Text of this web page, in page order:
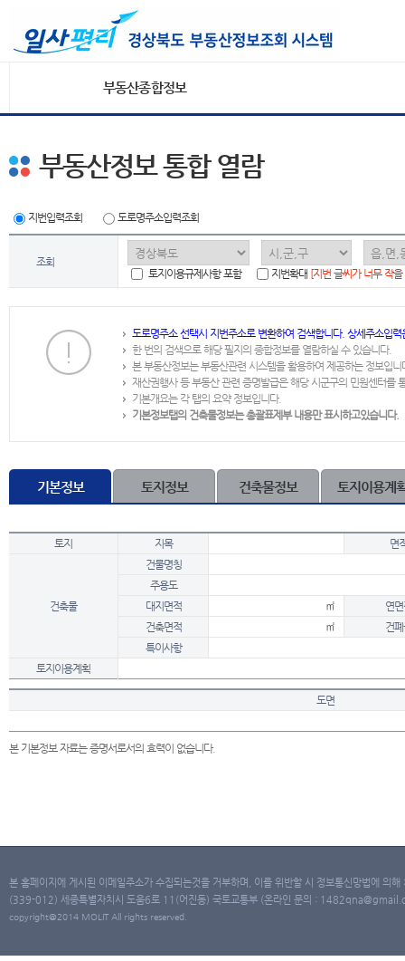
부동산종합정보
부동산정보 통합 열람
지번입력조회 도로명주소입력조회
조회
토지이용규제사항 포함
지번확대 [지번 글씨가 너무 작
도로명주소 선택시 지번주소로 변환하여 검색합니다. 상세주소입
한 번의 검색으로 해당 필지의 종합정보를 열람하실 수 있습니다.
본 부동산정보는 부동산관련 시스템을 활용하여 제공하는 정보입니
재산권행사 등 부동산 관련 증명발급은 해당 시군구의 민원센터를
기본개요는 각 탭의 요약 정보입니다.
기본정보탭의 건축물정보는 총괄표제부 내용만 표시하고있습니다.
기본정보 토지정보 건축물정보 토지이용계
토지 지목 면
건축물
건물명칭
주용도
대지면적
㎡
연
건축면적
㎡
건
특이사항
토지이용계획
도면
본 기본정보 자료는 증명서로서의 효력이 없습니다.
본 홈페이지에 게시된 이메일주소가 수집되는것을 거부하며, 이를 위반할 시 정보통신망법에 의
(339-012) 세종특별자치시 도움6로 11(어진동) 국토교통부 (온라인 문의 :
copyright@2014 MOLIT All rights reserved.